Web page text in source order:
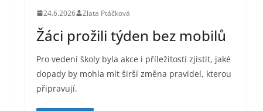
24.6.2026 Zlata Ptáčková
Žáci prožili týden bez mobilů
Pro vedení školy byla akce i příležitostí zjistit, jaké
dopady by mohla mít širší změna pravidel, kterou
připravují.